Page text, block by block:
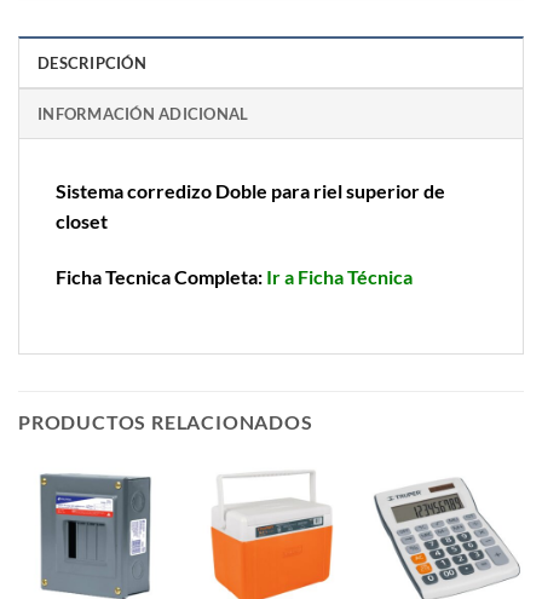
DESCRIPCIÓN
INFORMACIÓN ADICIONAL
Sistema corredizo Doble para riel superior de
closet
Ficha Tecnica Completa: Ir a Ficha Técnica
PRODUCTOS RELACIONADOS